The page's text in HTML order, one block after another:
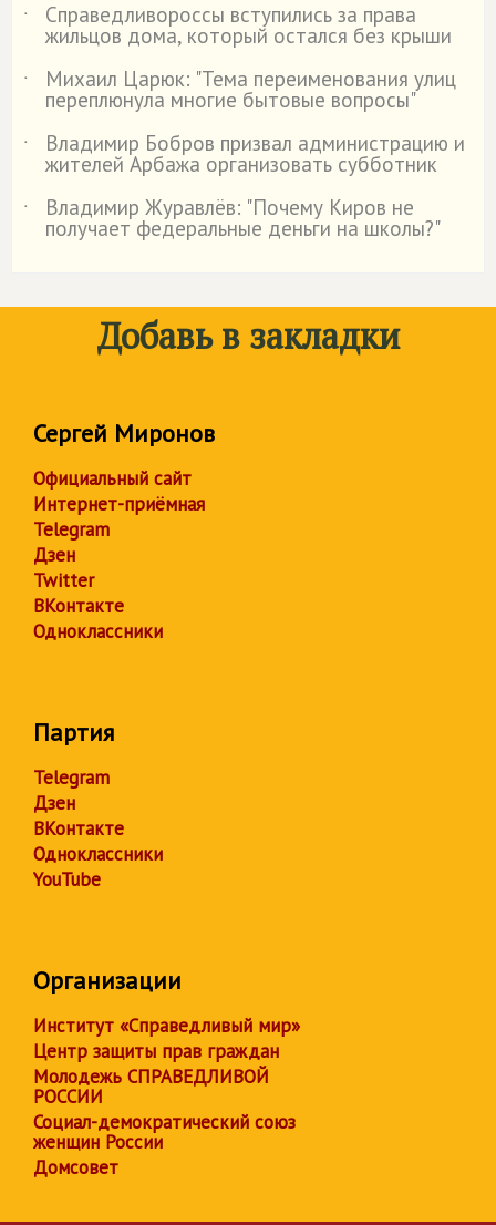
˙
Справедливороссы вступились за права
жильцов дома, который остался без крыши
˙
Михаил Царюк: "Тема переименования улиц
переплюнула многие бытовые вопросы"
˙
Владимир Бобров призвал администрацию и
жителей Арбажа организовать субботник
˙
Владимир Журавлёв: "Почему Киров не
получает федеральные деньги на школы?"
Добавь в закладки
Сергей Миронов
Официальный сайт
Интернет-приёмная
Telegram
Дзен
Twitter
ВКонтакте
Одноклассники
Партия
Telegram
Дзен
ВКонтакте
Одноклассники
YouTube
Организации
Институт «Справедливый мир»
Центр защиты прав граждан
Молодежь СПРАВЕДЛИВОЙ
РОССИИ
Социал-демократический союз
женщин России
Домсовет